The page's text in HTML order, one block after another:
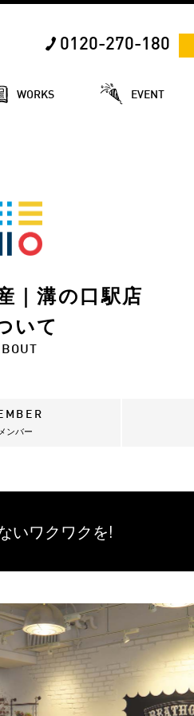
0120-270-180
WORKS EVENT
｜溝の口駅店
いて
メンバー
いワクワクを!